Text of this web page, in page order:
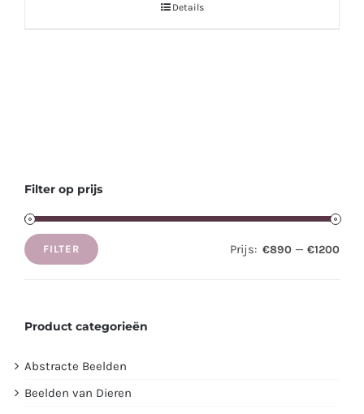
Details
Filter op prijs
Min.
Max.
FILTER Prijs: €890 — €1200
Product categorieën
Abstracte Beelden
Beelden van Dieren